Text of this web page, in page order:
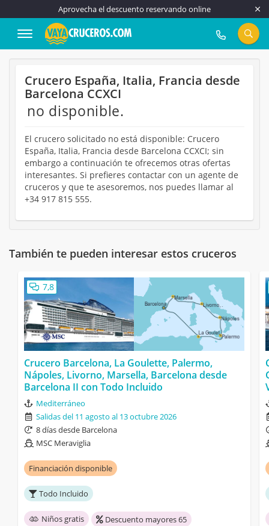
Aprovecha el descuento reservando online
917 815 555
Crucero España, Italia, Francia desde
Barcelona CCXCI
no disponible.
El crucero solicitado no está disponible: Crucero
España, Italia, Francia desde Barcelona CCXCI; sin
embargo a continuación te ofrecemos otras ofertas
interesantes. Si prefieres contactar con un agente de
cruceros y que te asesoremos, nos puedes llamar al
+34 917 815 555.
También te pueden interesar estos cruceros
7,8
Crucero Barcelona, La Goulette, Palermo,
Nápoles, Livorno, Marsella, Barcelona desde
Barcelona II con Todo Incluido
Mediterráneo
Salidas del 11 agosto al 13 octubre 2026
8 días desde Barcelona
MSC Meraviglia
Financiación disponible
Todo Incluido
Niños gratis
Descuento mayores 65